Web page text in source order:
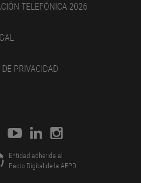
TELEFÓNICA 2026
PRIVACIDAD
Entidad adherida al
Pacto Digital de la AEPD